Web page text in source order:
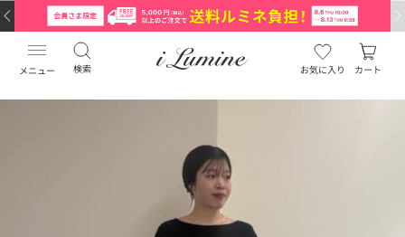
メニュー 検索 お気に入り カート